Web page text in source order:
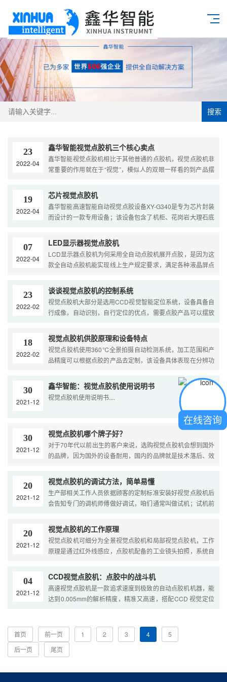
搜索
23
2022-04
鑫华智能视觉点胶机三个核心卖点
鑫华智能视觉点胶机相比于其他普通的点胶机，视觉点胶机非
常重要的作用就在于“视觉”，模似人的双眼一样看的到产品摆
能的视觉点胶机有桌面式视觉点胶机，在线式视觉点胶机，还
有全景视觉自动点胶机，全景视觉点胶机机的精度是目前视觉
点胶机精度比较高的一款。....
19
2022-04
芯片视觉点胶机
鑫华智能高速智能自动视觉点胶设备XY-G340是专为芯片封装
而设计的一款专用设备；该设备包含了机柜、花岗岩大理石底
隔音导轨、松下伺服电机、喷嘴清洁装置、自动式气源解决系
统软件、喷嘴加温系统软件、德国进口Lerner喷射阀机器自动
控制系统、校准装置、称重装置等。....
07
2022-04
LED显示器视觉点胶机
LCD显示器点胶机为何采用全自动点胶机展开点胶，是因为这
款全自动点胶机能实现线上生产规定要求，满足各种液晶屏点
要求等，这个情况采用全自动点胶机都是符合规定的。....
23
2022-02
谈谈视觉点胶机的控制系统
视觉点胶机大部分是选用CCD视觉智能定位系统，设备具备自
行成像，自动识别，自行定位的优点，需要点胶产品可以摆放
自行配比，自行混和，自行点胶的优点，两种设备搭配使用，
可以达到迅速定位，精密点胶，相比较人工效率快2-6倍。....
18
2022-02
视觉点胶机供胶原理和设备特点
视觉点胶机使用360℃全景拍摄自动检测系统，加工范围和产
品精度可以根据点胶的产品去定制，该设备具体表现在分辨功
高；我们一般使用进口的工业镜头拍摄，像素清淅可以达到
800万；系统分辨精度高，涂胶速度更快，每个公司都可以根
据自身的产品和产量去设计视觉点胶机的款式，落地式视觉点
胶机有全景视觉点胶机和局部视觉点胶机两种，在线式视觉点
胶机是全自动化生产，完全可以做到无人化管理，具体怎么选
择视觉点胶机可以联系客服。....
30
2021-12
鑫华智能：视觉点胶机使用说明书
视觉点胶机使用说明书....
30
2021-12
视觉点胶机哪个牌子好？
对于70年代以前出生的客户来说，选购视觉点胶机会想到国外
的品牌，因为国外的设备耐用，国内的品牌就是技术落后、效
不再问“视觉点胶机国外的好还是国内的好”了，而是会问另外
一个很多人都会问到的相同的问题，那就是：“视觉点胶机哪个
品牌好”？....
20
2021-12
视觉点胶机的调试方法，简单易懂
生产部相关工作人员依据顾客的定制标准安装好视觉点胶机后
会告知专门的调机师傅做好调试，咱们通常叫做试机；试机前
视觉点胶机的针头具体位置做好试机。....
20
2021-12
视觉点胶机的工作原理
视觉点胶机可细分为全景视觉点胶机和局部视觉点胶机，工作
原理是通过红外线感应，点胶机配备的工业镜头拍照，系统自
准点胶； 需要点胶的产品角可以随意摆放，视觉点胶机自动寻
找路径点胶运行，可点胶、画圆、S形状、等任意图形走位点
胶；视觉点胶机还可以自动识别不良品或不需要点胶的产品，
极大的节约生产成本。....
04
2021-12
CCD视觉点胶机：点胶中的战斗机
高速视觉点胶机是一款追求速度到极致的自动点胶机机器，能
达到0.005mm的解析精度，精准又高速，搭配CCD 视觉定位
液胶注射器、有机稀释液注射器和混合管，其中液胶注射器、
有机稀释液注射器通过流量控制阀连接进入混合管。....
首页 前一页 1 2 3 4
5
后一页
尾页
在线咨询